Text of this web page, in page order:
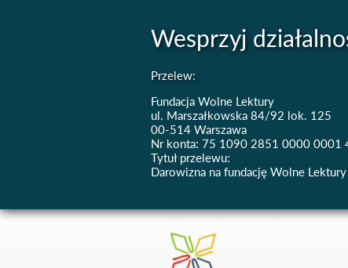
Wesprzyj
Przelew:
Fundacja Wolne Lektury
ul. Marszałkowska 84/92 lok. 125
00-514 Warszawa
Nr konta: 75 1090 2851 0000 0001
Tytuł przelewu:
Darowizna na fundację Wolne Lektury